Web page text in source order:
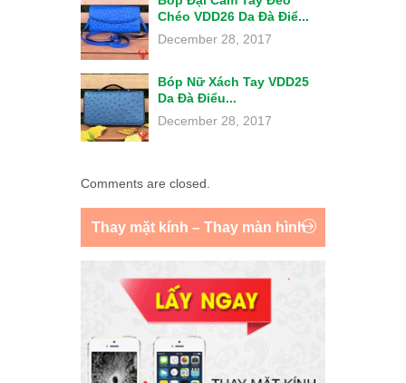
Chéo VDD26 Da Đà Điể...
December 28, 2017
Bóp Nữ Xách Tay VDD25
Da Đà Điểu...
December 28, 2017
Comments are closed.
Thay mặt kính – Thay màn hình